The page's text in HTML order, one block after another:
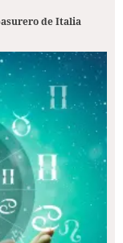
de Italia